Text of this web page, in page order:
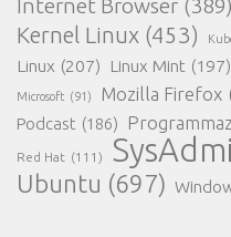
Internet Browser (389)
Kernel Linux (453)
Linux (207) Linux Mint (197)
Microsoft (91) Mozilla Firefox
Podcast (186)
Red Hat (111)
Ubuntu (697)